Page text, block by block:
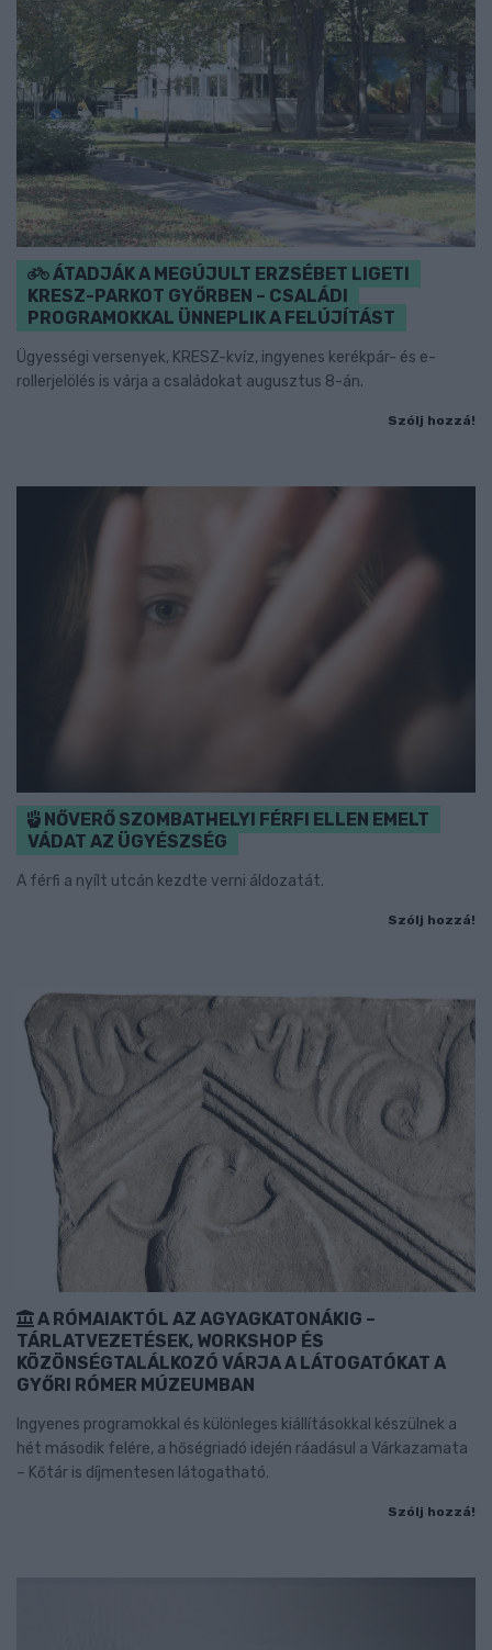
ÁTADJÁK A MEGÚJULT ERZSÉBET LIGETI
KRESZ-PARKOT GYŐRBEN – CSALÁDI
PROGRAMOKKAL ÜNNEPLIK A FELÚJÍTÁST
Ügyességi versenyek, KRESZ-kvíz, ingyenes kerékpár- és e-
rollerjelölés is várja a családokat augusztus 8-án.
Szólj hozzá!
NŐVERŐ SZOMBATHELYI FÉRFI ELLEN EMELT
VÁDAT AZ ÜGYÉSZSÉG
A férfi a nyílt utcán kezdte verni áldozatát.
Szólj hozzá!
A RÓMAIAKTÓL AZ AGYAGKATONÁKIG –
TÁRLATVEZETÉSEK, WORKSHOP ÉS
KÖZÖNSÉGTALÁLKOZÓ VÁRJA A LÁTOGATÓKAT A
GYŐRI RÓMER MÚZEUMBAN
Ingyenes programokkal és különleges kiállításokkal készülnek a
hét második felére, a hőségriadó idején ráadásul a Várkazamata
– Kőtár is díjmentesen látogatható.
Szólj hozzá!